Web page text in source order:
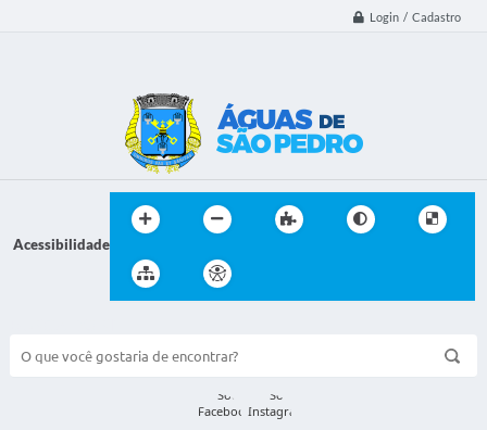
Login / Cadastro
Acessibilidade